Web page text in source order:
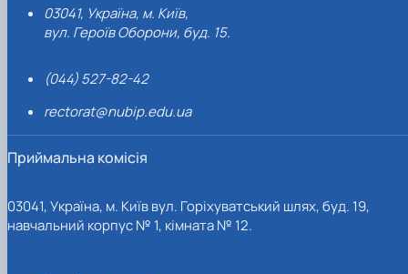
03041, Україна, м. Київ,
вул. Героїв Оборони, буд. 15.
(044) 527-82-42
rectorat@nubip.edu.ua
Приймальна комісія
03041, Україна, м. Київ вул. Горіхуватський шлях, буд. 19,
навчальний корпус № 1, кімната № 12.